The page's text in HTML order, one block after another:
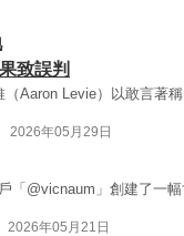
致誤判
Aaron Levie）以敢言著
2026年05月29日
「@vicnaum」創建了一
2026年05月21日